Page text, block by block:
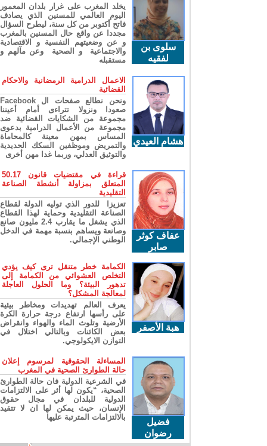
سلوى بن
لفقيه
يخلد المغرب على غرار بلدان المعمور
اليوم العالمي للمسنين الذي يصادف
فاتح أكتوبر من كل سنة، ليطرح السؤال
مجددا عن واقع حال المسنين بالمغرب
و عن وضعيتهم النفسية و الاقتصادية
والاجتماعية و الصحية وعن مآلهم و
مستقبله
هشام العيدي
الاعمال الدرامية الرمضانية والاحكام
القضائية
ونحن نطالع صفحات ال Facebook
صعودا ونزولا تتراءى أمام أعيننا
مجموعة من الشكايات القضائية ضد
مجموعة من الأعمال الدرامية بدعوى
المساس بمهن معينة كالمحاماة
والتمريض وموظفين السكك الحديدية
والتوثيق العدلي، وربما غدا مهن أخرى
عفاف كوثر
صابر
قراءة في مقتضيات قانون 50.17
المتعلق بمزاولة أنشطة الصناعة
التقليدية
تعزيزا للدور الذي توليه الدولة لقطاع
الصناعة التقليدية وحماية لهذا القطاع
الذي يشغل ما يقارب 2.4 مليون صانع
وصانعة ويساهم بنسبة مهمة في الدخل
الوطني الإجمالي.
هبة الأصفر
الكمامة خطر متنقل ترى كيف يؤدي
التخلص العشوائي من الكمامة إلى
تدهور البيئة؟ وما الحلول العاجلة
لمعالجة المشكل؟
يعرف العالم تهديدات ومخاطر بيئية
على رأسها ارتفاع درجة حرارة الكرة
الأرضية وتلوث الماء والهواء وانقراض
بعض الكائنات وبالتالي اختلال في
التوازن الايكولوجي.
فضيل
رضوان
المساءلة الحقوقية لمرسوم إعلان
حالة الطوارئ الصحية في المغرب
في الشرعية الدولية فان حالة الطوارئ
الصحية، “يكون لها أثر على الالتزامات
الدولية للبلدان في مجال حقوق
الإنسان، حيث يمكن لها ان لا تتقيد
بالالتزامات المترتبة عليها